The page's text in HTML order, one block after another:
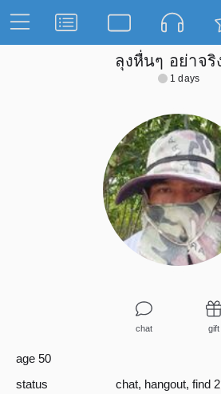
ลุงหื่นๆ อย่าจริ
1 days
chat gift
age 50
status
chat, hangout, find